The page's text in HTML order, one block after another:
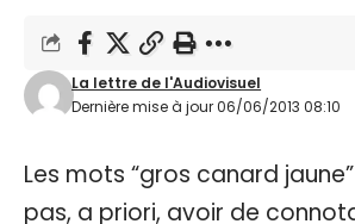
Dernière mise à jour 06/06/2013 08:10
La lettre de l'Audiovisuel
Les mots “gros canard
pas, a priori, avoir de